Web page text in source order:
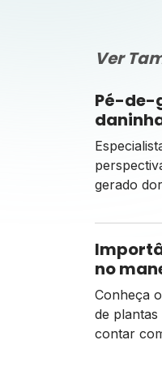
Ver
Pé-de-
gerado
no
Conheça
de plantas
contar